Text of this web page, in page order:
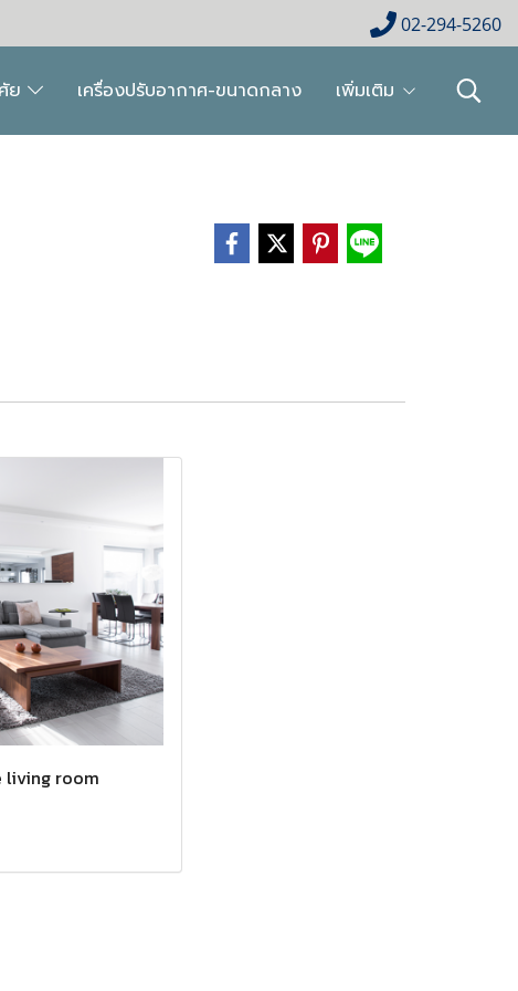
02-294-5260
ย เครื่องปรับอากาศ-ขนาดกลาง เพิ่มเติม
living room